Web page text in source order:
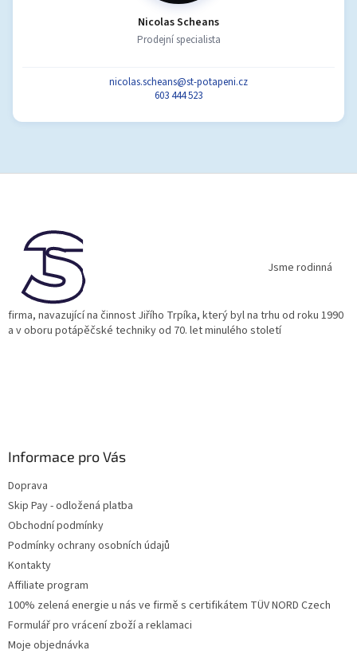
Nicolas Scheans
Prodejní specialista
nicolas.scheans@st-potapeni.cz
603 444 523
Jsme rodinná
firma, navazující na činnost Jiřího Trpíka, který byl na trhu od roku 1990
a v oboru potápěčské techniky od 70. let minulého století
Informace pro Vás
Doprava
Skip Pay - odložená platba
Obchodní podmínky
Podmínky ochrany osobních údajů
Kontakty
Affiliate program
100% zelená energie u nás ve firmě s certifikátem TÜV NORD Czech
Formulář pro vrácení zboží a reklamaci
Moje objednávka